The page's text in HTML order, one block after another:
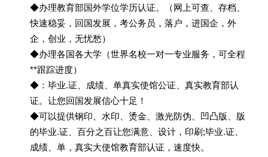
◆办理教育部国外学位学历认证。（网上可查、存档、
快速稳妥，回国发展，考公务员，落户，进国企，外
企，创业，无忧愁）
◆办理各国各大学（世界名校一对一专业服务，可全程
**跟踪进度）
◆：毕业.证、成绩、单真实使馆公证、真实教育部认
证。让您回国发展信心十足！
◆可以提供钢印、水印、烫金、激光防伪、凹凸版、版
的毕业.证、百分之百让您满意、设计，印刷;毕业.证、
成绩、单，真实大使馆教育部认证，速度快。